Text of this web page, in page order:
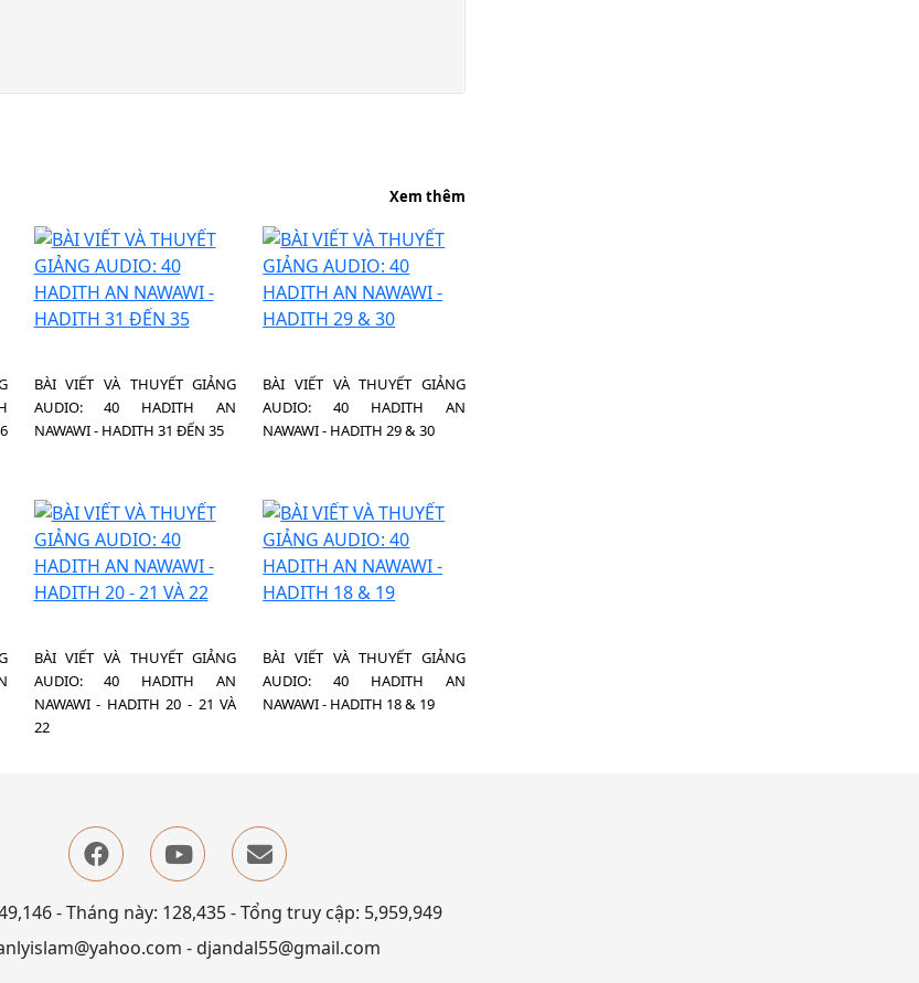
Xem thêm
BÀI VIẾT VÀ THUYẾT GIẢNG
AUDIO: 40 HADITH AN
NAWAWI - HADITH 31 ĐẾN 35
BÀI VIẾT VÀ THUYẾT GIẢNG
AUDIO: 40 HADITH AN
NAWAWI - HADITH 29 & 30
BÀI VIẾT VÀ THUYẾT GIẢNG
AUDIO: 40 HADITH AN
NAWAWI - HADITH 20 - 21 VÀ
22
BÀI VIẾT VÀ THUYẾT GIẢNG
AUDIO: 40 HADITH AN
NAWAWI - HADITH 18 & 19
- Tháng này: 128,435 - Tổng truy cập: 5,959,949
- djandal55@gmail.com